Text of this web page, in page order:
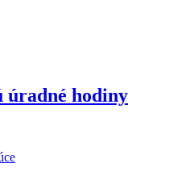
úradné hodiny